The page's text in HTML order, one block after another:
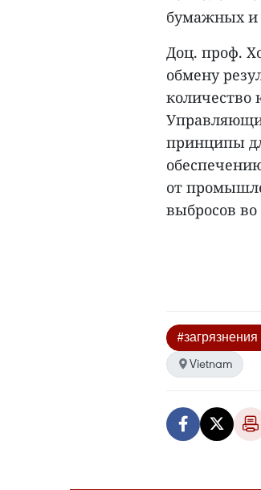
бумажных и
Доц. проф.
обмену
количество
принципы
от
выбросов
Vietnam